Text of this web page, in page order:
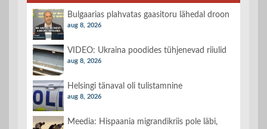
Bulgaarias plahvatas gaasitoru lähedal droon
aug 8, 2026
VIDEO: Ukraina poodides tühjenevad riiulid
aug 8, 2026
Helsingi tänaval oli tulistamnine
aug 8, 2026
Meedia: Hispaania migrandikriis pole läbi,